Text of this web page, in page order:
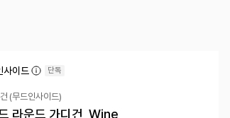
사이드 단독
(무드인사이드)
라운드 가디건_Wine